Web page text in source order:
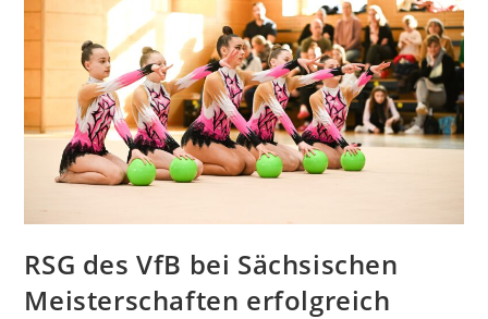
RSG des VfB bei Sächsischen
Meisterschaften erfolgreich